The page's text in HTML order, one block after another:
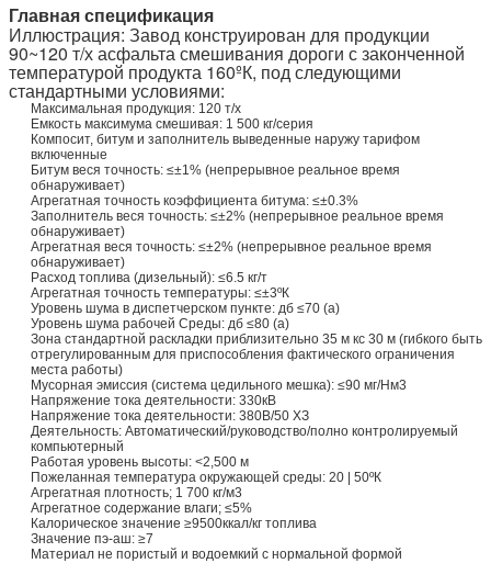
Главная спецификация
Иллюстрация: Завод конструирован для продукции
90~120 т/х асфальта смешивания дороги с законченной
температурой продукта 160ºК, под следующими
стандартными условиями:
Максимальная продукция: 120 т/х
Емкость максимума смешивая: 1 500 кг/серия
Компосит, битум и заполнитель выведенные наружу тарифом
включенные
Битум веся точность: ≤±1% (непрерывное реальное время
обнаруживает)
Агрегатная точность коэффициента битума: ≤±0.3%
Заполнитель веся точность: ≤±2% (непрерывное реальное время
обнаруживает)
Агрегатная веся точность: ≤±2% (непрерывное реальное время
обнаруживает)
Расход топлива (дизельный): ≤6.5 кг/т
Агрегатная точность температуры: ≤±3ºК
Уровень шума в диспетчерском пункте: дб ≤70 (а)
Уровень шума рабочей Среды: дб ≤80 (а)
Зона стандартной раскладки приблизительно 35 м кс 30 м (гибкого быть
отрегулированным для приспособления фактического ограничения
места работы)
Мусорная эмиссия (система цедильного мешка): ≤90 мг/Нм3
Напряжение тока деятельности: 330кВ
Напряжение тока деятельности: 380В/50 ХЗ
Деятельность: Автоматический/руководство/полно контролируемый
компьютерный
Работая уровень высоты: <2,500 м
Пожеланная температура окружающей среды: 20 | 50ºК
Агрегатная плотность; 1 700 кг/м3
Агрегатное содержание влаги; ≤5%
Калорическое значение ≥9500ккал/кг топлива
Значение пэ-аш: ≥7
Материал не пористый и водоемкий с нормальной формой